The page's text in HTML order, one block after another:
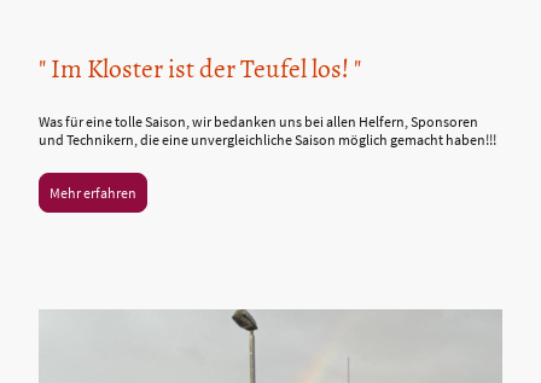
" Im Kloster ist der Teufel los! "
Was für eine tolle Saison, wir bedanken uns bei allen Helfern, Sponsoren
und Technikern, die eine unvergleichliche Saison möglich gemacht haben!!!
Mehr erfahren